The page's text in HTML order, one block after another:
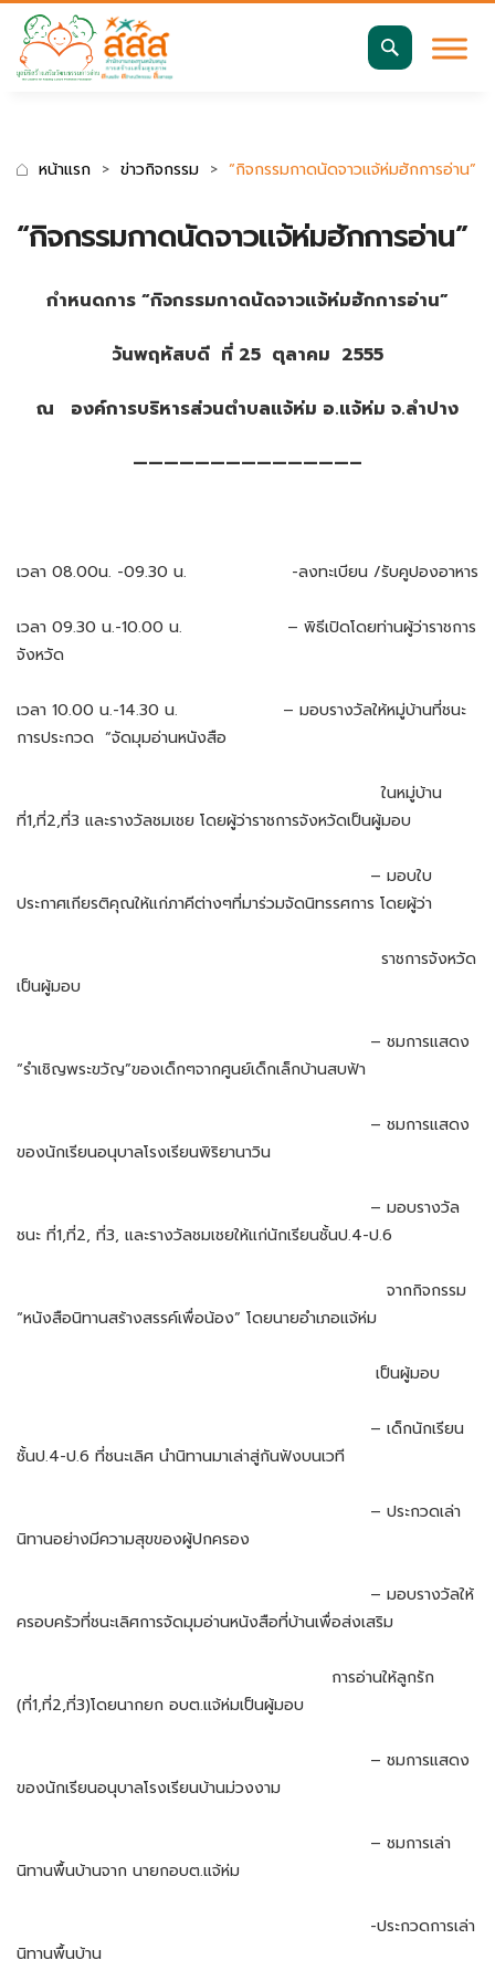
มาตรฐานการเข้าถึงเว็บ WCAG 2.2 AA
หน้าแรก ข่าวกิจกรรม “กิจกรรมกาดนัดจาวแจ้ห่มฮักการอ่าน”
“กิจกรรมกาดนัดจาวแจ้ห่มฮักการอ่าน”
กำหนดการ “กิจกรรมกาดนัดจาวแจ้ห่มฮักการอ่าน”
วันพฤหัสบดี ที่ 25 ตุลาคม 2555
ณ องค์การบริหารส่วนตำบลแจ้ห่ม อ.แจ้ห่ม จ.ลำปาง
——————————————–
เวลา 08.00น. -09.30 น. -ลงทะเบียน /รับคูปองอาหาร
เวลา 09.30 น.-10.00 น. – พิธีเปิดโดยท่านผู้ว่าราชการ
จังหวัด
เวลา 10.00 น.-14.30 น. – มอบรางวัลให้หมู่บ้านที่ชนะ
การประกวด “จัดมุมอ่านหนังสือ
ในหมู่บ้าน
ที่1,ที่2,ที่3 และรางวัลชมเชย โดยผู้ว่าราชการจังหวัดเป็นผู้มอบ
– มอบใบ
ประกาศเกียรติคุณให้แก่ภาคีต่างๆที่มาร่วมจัดนิทรรศการ โดยผู้ว่า
ราชการจังหวัด
เป็นผู้มอบ
– ชมการแสดง
“รำเชิญพระขวัญ”ของเด็กๆจากศูนย์เด็กเล็กบ้านสบฟ้า
– ชมการแสดง
ของนักเรียนอนุบาลโรงเรียนพิริยานาวิน
– มอบรางวัล
ชนะ ที่1,ที่2, ที่3, และรางวัลชมเชยให้แก่นักเรียนชั้นป.4-ป.6
จากกิจกรรม
“หนังสือนิทานสร้างสรรค์เพื่อน้อง” โดยนายอำเภอแจ้ห่ม
เป็นผู้มอบ
– เด็กนักเรียน
ชั้นป.4-ป.6 ที่ชนะเลิศ นำนิทานมาเล่าสู่กันฟังบนเวที
– ประกวดเล่า
นิทานอย่างมีความสุขของผู้ปกครอง
– มอบรางวัลให้
ครอบครัวที่ชนะเลิศการจัดมุมอ่านหนังสือที่บ้านเพื่อส่งเสริม
การอ่านให้ลูกรัก
(ที่1,ที่2,ที่3)โดยนากยก อบต.แจ้ห่มเป็นผู้มอบ
– ชมการแสดง
ของนักเรียนอนุบาลโรงเรียนบ้านม่วงงาม
– ชมการเล่า
นิทานพื้นบ้านจาก นายกอบต.แจ้ห่ม
-ประกวดการเล่า
นิทานพื้นบ้าน